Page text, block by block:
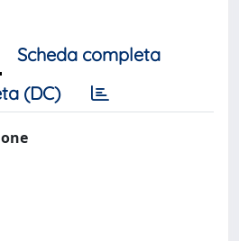
Scheda completa
(DC)